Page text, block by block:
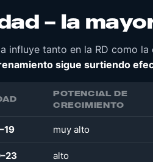
– la
influye tanto en la RD como
sigue surtiendo
POTENCIAL DE
CRECIMIENTO
muy alto
alto